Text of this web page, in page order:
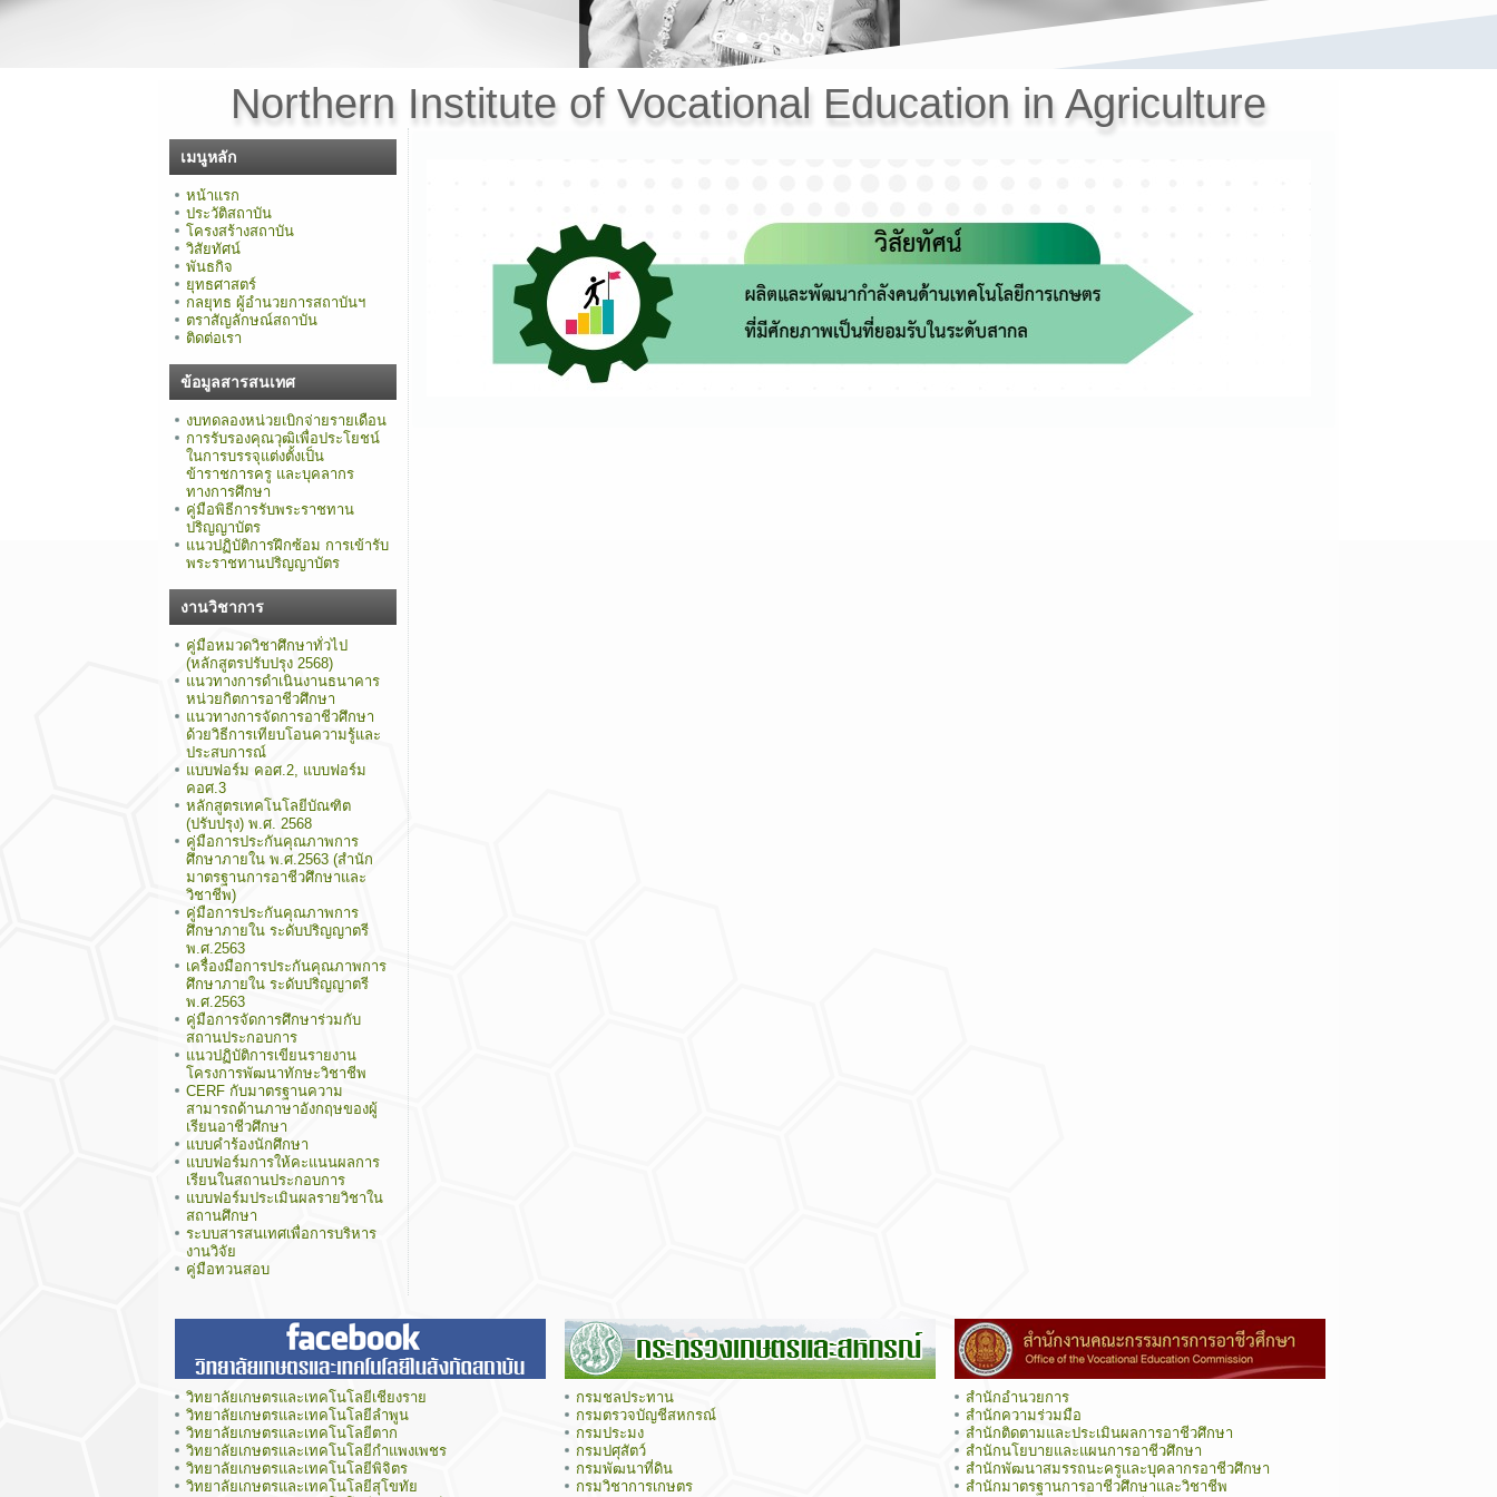
Northern Institute of Vocational Education in Agriculture
เมนูหลัก
หน้าแรก
ประวัติสถาบัน
โครงสร้างสถาบัน
วิสัยทัศน์
พันธกิจ
ยุทธศาสตร์
กลยุทธ ผู้อำนวยการสถาบันฯ
ตราสัญลักษณ์สถาบัน
ติดต่อเรา
ข้อมูลสารสนเทศ
งบทดลองหน่วยเบิกจ่ายรายเดือน
การรับรองคุณวุฒิเพื่อประโยชน์
ในการบรรจุแต่งตั้งเป็น
ข้าราชการครู และบุคลากร
ทางการศึกษา
คู่มือพิธีการรับพระราชทาน
ปริญญาบัตร
แนวปฏิบัติการฝึกซ้อม การเข้ารับ
พระราชทานปริญญาบัตร
งานวิชาการ
คู่มือหมวดวิชาศึกษาทั่วไป
(หลักสูตรปรับปรุง 2568)
แนวทางการดำเนินงานธนาคาร
หน่วยกิตการอาชีวศึกษา
แนวทางการจัดการอาชีวศึกษา
ด้วยวิธีการเทียบโอนความรู้และ
ประสบการณ์
แบบฟอร์ม คอศ.2, แบบฟอร์ม
คอศ.3
หลักสูตรเทคโนโลยีบัณฑิต
(ปรับปรุง) พ.ศ. 2568
คู่มือการประกันคุณภาพการ
ศึกษาภายใน พ.ศ.2563 (สำนัก
มาตรฐานการอาชีวศึกษาและ
วิชาชีพ)
คู่มือการประกันคุณภาพการ
ศึกษาภายใน ระดับปริญญาตรี
พ.ศ.2563
เครื่องมือการประกันคุณภาพการ
ศึกษาภายใน ระดับปริญญาตรี
พ.ศ.2563
คู่มือการจัดการศึกษาร่วมกับ
สถานประกอบการ
แนวปฏิบัติการเขียนรายงาน
โครงการพัฒนาทักษะวิชาชีพ
CERF กับมาตรฐานความ
สามารถด้านภาษาอังกฤษของผู้
เรียนอาชีวศึกษา
แบบคำร้องนักศึกษา
แบบฟอร์มการให้คะแนนผลการ
เรียนในสถานประกอบการ
แบบฟอร์มประเมินผลรายวิชาใน
สถานศึกษา
ระบบสารสนเทศเพื่อการบริหาร
งานวิจัย
คู่มือทวนสอบ
วิทยาลัยเกษตรและเทคโนโลยีเชียงราย
วิทยาลัยเกษตรและเทคโนโลยีลำพูน
วิทยาลัยเกษตรและเทคโนโลยีตาก
วิทยาลัยเกษตรและเทคโนโลยีกำแพงเพชร
วิทยาลัยเกษตรและเทคโนโลยีพิจิตร
วิทยาลัยเกษตรและเทคโนโลยีสุโขทัย
กรมชลประทาน
กรมตรวจบัญชีสหกรณ์
กรมประมง
กรมปศุสัตว์
กรมพัฒนาที่ดิน
กรมวิชาการเกษตร
สำนักอำนวยการ
สำนักความร่วมมือ
สำนักติดตามและประเมินผลการอาชีวศึกษา
สำนักนโยบายและแผนการอาชีวศึกษา
สำนักพัฒนาสมรรถนะครูและบุคลากรอาชีวศึกษา
สำนักมาตรฐานการอาชีวศึกษาและวิชาชีพ